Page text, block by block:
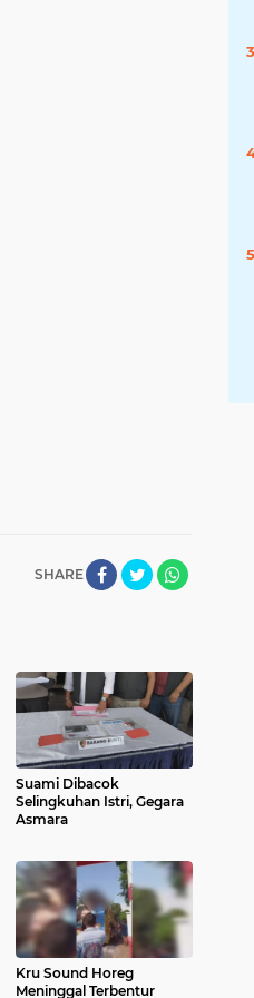
SHARE
Suami Dibacok
Selingkuhan Istri, Gegara
Asmara
Kru Sound Horeg
Meninggal Terbentur